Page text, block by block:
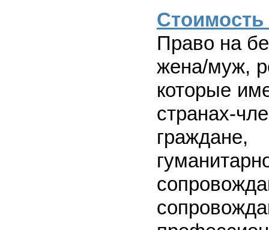
Право на
жена/муж,
которые
странах-